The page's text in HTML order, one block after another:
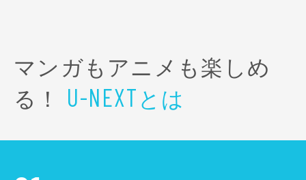
マンガもアニメも楽しめ
る！ U-NEXTとは